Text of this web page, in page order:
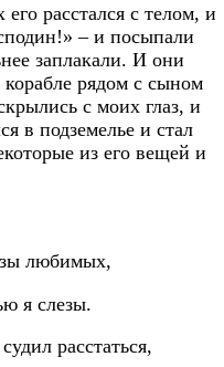
расстался с телом, и
– и посыпали
заплакали. И они
рядом с сыном
с моих глаз, и
в подземелье и стал
из его вещей и
любимых,
я слезы.
расстаться,